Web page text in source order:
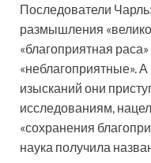
Последователи
размышления
«благоприятная
«неблагоприятные».
изысканий они
исследованиям,
«сохранения
наука получила